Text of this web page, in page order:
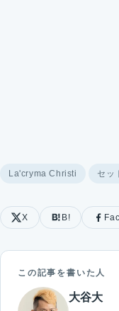
La'cryma Christi セッ
X B!
この記事を書いた人
大谷大